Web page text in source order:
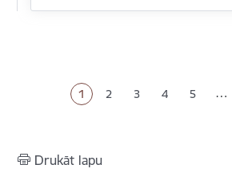
Pašreizējā lapa
1 Lapa
2 Lapa
3 Lapa
4 Lapa
5 …
Drukāt lapu